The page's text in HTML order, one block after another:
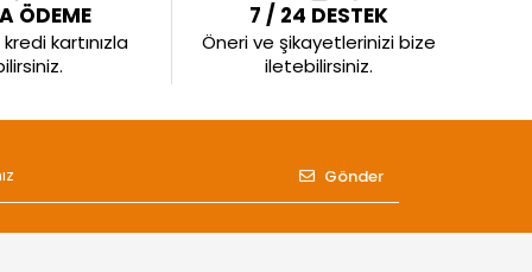
ÖDEME
kartınızla
7 / 24 DESTEK
Öneri ve şikayetlerinizi bize
iletebilirsiniz.
Gönder